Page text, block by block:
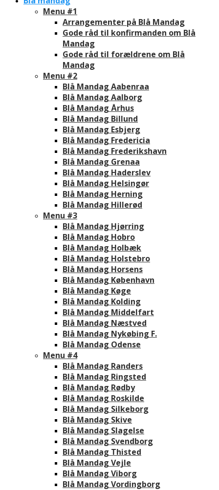
Menu #1
Arrangementer på Blå Mandag
Gode råd til konfirmanden om Blå
Mandag
Gode råd til forældrene om Blå
Mandag
Menu #2
Blå Mandag Aabenraa
Blå Mandag Aalborg
Blå Mandag Århus
Blå Mandag Billund
Blå Mandag Esbjerg
Blå Mandag Fredericia
Blå Mandag Frederikshavn
Blå Mandag Grenaa
Blå Mandag Haderslev
Blå Mandag Helsingør
Blå Mandag Herning
Blå Mandag Hillerød
Menu #3
Blå Mandag Hjørring
Blå Mandag Hobro
Blå Mandag Holbæk
Blå Mandag Holstebro
Blå Mandag Horsens
Blå Mandag København
Blå Mandag Køge
Blå Mandag Kolding
Blå Mandag Middelfart
Blå Mandag Næstved
Blå Mandag Nykøbing F.
Blå Mandag Odense
Menu #4
Blå Mandag Randers
Blå Mandag Ringsted
Blå Mandag Rødby
Blå Mandag Roskilde
Blå Mandag Silkeborg
Blå Mandag Skive
Blå Mandag Slagelse
Blå Mandag Svendborg
Blå Mandag Thisted
Blå Mandag Vejle
Blå Mandag Viborg
Blå Mandag Vordingborg